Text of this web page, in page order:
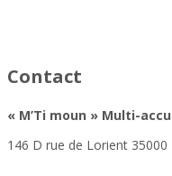
Contact
« M’Ti moun » Multi-
146 D rue de Lorient 35000